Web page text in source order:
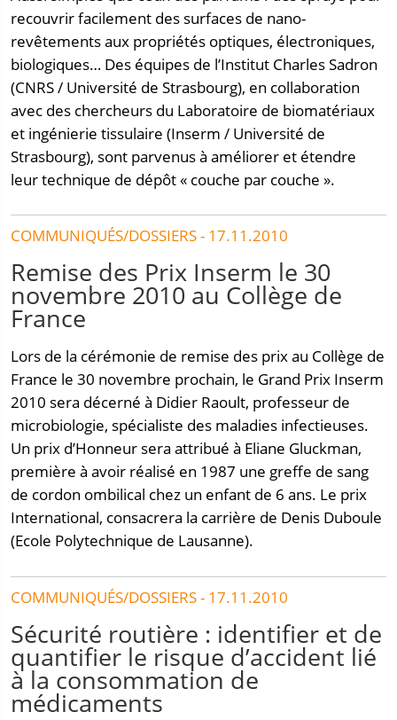
recouvrir facilement des surfaces de nano-
revêtements aux propriétés optiques, électroniques,
biologiques… Des équipes de l’Institut Charles Sadron
(CNRS / Université de Strasbourg), en collaboration
avec des chercheurs du Laboratoire de biomatériaux
et ingénierie tissulaire (Inserm / Université de
Strasbourg), sont parvenus à améliorer et étendre
leur technique de dépôt « couche par couche ».
COMMUNIQUÉS/DOSSIERS - 17.11.2010
Remise des Prix Inserm le 30
novembre 2010 au Collège de
France
Lors de la cérémonie de remise des prix au Collège de
France le 30 novembre prochain, le Grand Prix Inserm
2010 sera décerné à Didier Raoult, professeur de
microbiologie, spécialiste des maladies infectieuses.
Un prix d’Honneur sera attribué à Eliane Gluckman,
première à avoir réalisé en 1987 une greffe de sang
de cordon ombilical chez un enfant de 6 ans. Le prix
International, consacrera la carrière de Denis Duboule
(Ecole Polytechnique de Lausanne).
COMMUNIQUÉS/DOSSIERS - 17.11.2010
Sécurité routière : identifier et de
quantifier le risque d’accident lié
à la consommation de
médicaments